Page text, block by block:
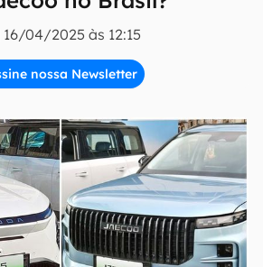
16/04/2025 às 12:15
nossa Newsletter
inscreva-se
aceito e concordo com os
Termos de
Privacidade do Canaltech.